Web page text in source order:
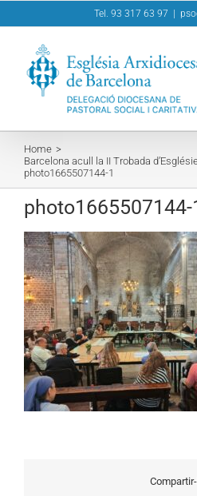
to
Tel. 93 317 63 97
Home
Barcelona acull la II Trobada
photo1665507144-1
photo1665507144-